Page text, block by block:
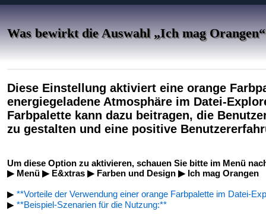
Was bewirkt die Auswahl „Ich mag
Diese Einstellung aktiviert eine orange
energiegeladene Atmosphäre im Datei-
Farbpalette kann dazu beitragen, die
zu gestalten und eine positive
Um diese Option zu aktivieren, schauen Sie bitte im Menü
▶ Menü ▶ E&xtras ▶ Farben und Design ▶ Ich mag Orangen
▶ **Vorteile der Verwendung einer orange Farbpalette im Datei-
▶ **Beispiel-Szenarien für die Nutzung:**